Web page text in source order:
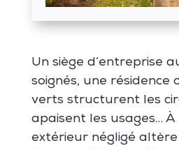
Un siège d’entreprise
soignés, une résidence
verts structurent les
apaisent les usages… À
extérieur négligé